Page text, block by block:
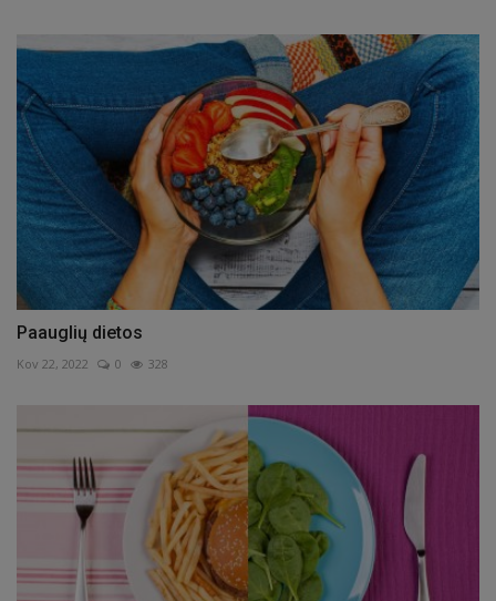
Paauglių dietos
Kov 22, 2022 0 328